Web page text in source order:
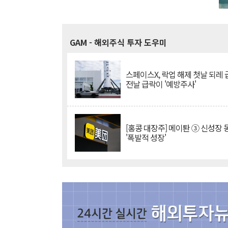
GAM - 해외주식 투자 도우미
스페이스X, 락업 해제 첫날 되레
전날 급락이 '예방주사'
[홍콩 대장주] 메이퇀 ③ 신성장
'폭발적 성장'